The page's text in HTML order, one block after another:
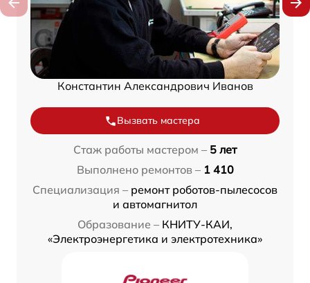
Константин Александрович Иванов
Вызвать мастера
Стаж работы мастером – 5 лет
Выполнено ремонтов – 1 410
Специализация – ремонт роботов-пылесосов
и автомагнитол
Образование – КНИТУ-КАИ,
«Электроэнергетика и электротехника»